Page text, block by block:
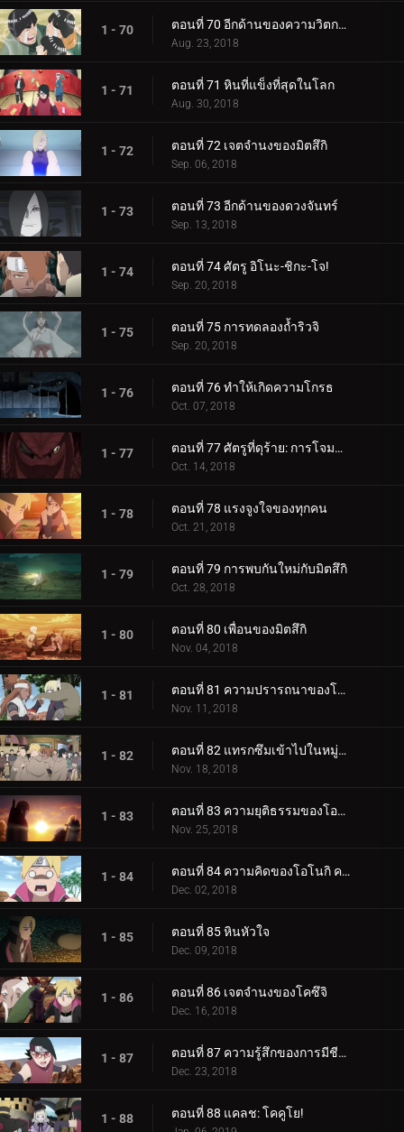
1 - 70 ตอนที่ 70 อีกด้านของความวิตกกังวล
Aug. 23, 2018
1 - 71 ตอนที่ 71 หินที่แข็งที่สุดในโลก
Aug. 30, 2018
1 - 72 ตอนที่ 72 เจตจำนงของมิตสึกิ
Sep. 06, 2018
1 - 73 ตอนที่ 73 อีกด้านของดวงจันทร์
Sep. 13, 2018
1 - 74 ตอนที่ 74 ศัตรู อิโนะ-ชิกะ-โจ!
Sep. 20, 2018
1 - 75 ตอนที่ 75 การทดลองถ้ำริวจิ
Sep. 20, 2018
1 - 76 ตอนที่ 76 ทำให้เกิดความโกรธ
Oct. 07, 2018
1 - 77 ตอนที่ 77 ศัตรูที่ดุร้าย: การโจมตีอันดุร้ายของการาก้า!
Oct. 14, 2018
1 - 78 ตอนที่ 78 แรงจูงใจของทุกคน
Oct. 21, 2018
1 - 79 ตอนที่ 79 การพบกันใหม่กับมิตสึกิ
Oct. 28, 2018
1 - 80 ตอนที่ 80 เพื่อนของมิตสึกิ
Nov. 04, 2018
1 - 81 ตอนที่ 81 ความปรารถนาของโบรูโตะ
Nov. 11, 2018
1 - 82 ตอนที่ 82 แทรกซึมเข้าไปในหมู่บ้านหินที่ซ่อนอยู่
Nov. 18, 2018
1 - 83 ตอนที่ 83 ความยุติธรรมของโอโนกิ
Nov. 25, 2018
1 - 84 ตอนที่ 84 ความคิดของโอโนกิ ความคิดของคู
Dec. 02, 2018
1 - 85 ตอนที่ 85 หินหัวใจ
Dec. 09, 2018
1 - 86 ตอนที่ 86 เจตจำนงของโคซึจิ
Dec. 16, 2018
1 - 87 ตอนที่ 87 ความรู้สึกของการมีชีวิต
Dec. 23, 2018
1 - 88 ตอนที่ 88 แคลช: โคคูโย!